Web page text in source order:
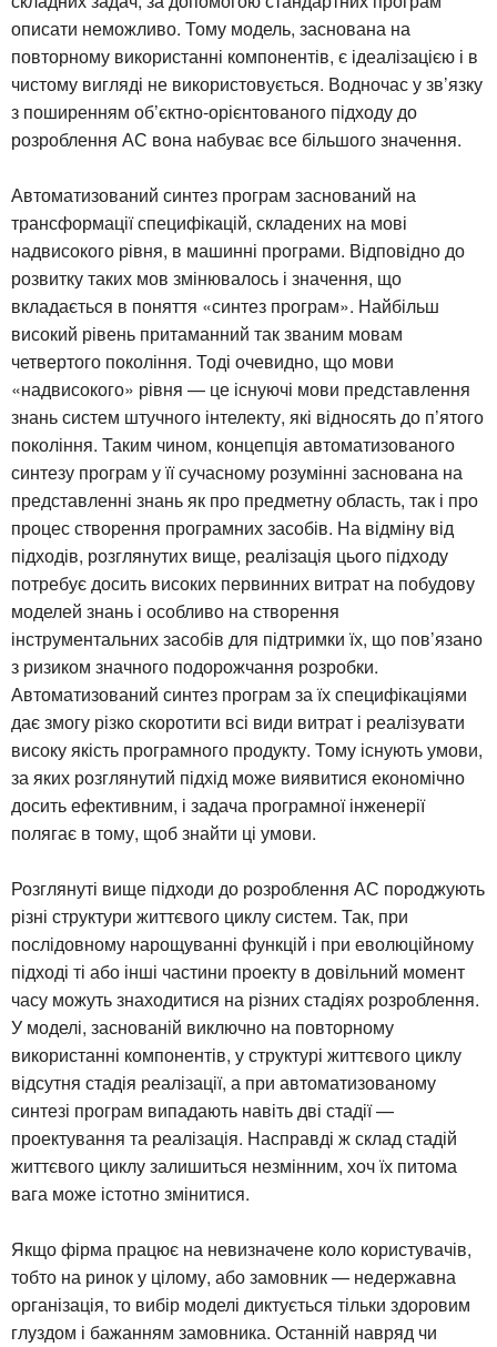
описати неможливо. Тому модель, заснована на
повторному використанні компонентів, є ідеалізацією і в
чистому вигляді не використовується. Водночас у зв’язку
з поширенням об’єктно-орієнтованого підходу до
розроблення АС вона набуває все більшого значення.
Автоматизований синтез програм заснований на
трансформації специфікацій, складених на мові
надвисокого рівня, в машинні програми. Відповідно до
розвитку таких мов змінювалось і значення, що
вкладається в поняття «синтез програм». Найбільш
високий рівень притаманний так званим мовам
четвертого покоління. Тоді очевидно, що мови
«надвисокого» рівня — це існуючі мови представлення
знань систем штучного інтелекту, які відносять до п’ятого
покоління. Таким чином, концепція автоматизованого
синтезу програм у її сучасному розумінні заснована на
представленні знань як про предметну область, так і про
процес створення програмних засобів. На відміну від
підходів, розглянутих вище, реалізація цього підходу
потребує досить високих первинних витрат на побудову
моделей знань і особливо на створення
інструментальних засобів для підтримки їх, що пов’язано
з ризиком значного подорожчання розробки.
Автоматизований синтез програм за їх специфікаціями
дає змогу різко скоротити всі види витрат і реалізувати
високу якість програмного продукту. Тому існують умови,
за яких розглянутий підхід може виявитися економічно
досить ефективним, і задача програмної інженерії
полягає в тому, щоб знайти ці умови.
Розглянуті вище підходи до розроблення АС породжують
різні структури життєвого циклу систем. Так, при
послідовному нарощуванні функцій і при еволюційному
підході ті або інші частини проекту в довільний момент
часу можуть знаходитися на різних стадіях розроблення.
У моделі, заснованій виключно на повторному
використанні компонентів, у структурі життєвого циклу
відсутня стадія реалізації, а при автоматизованому
синтезі програм випадають навіть дві стадії —
проектування та реалізація. Насправді ж склад стадій
життєвого циклу залишиться незмінним, хоч їх питома
вага може істотно змінитися.
Якщо фірма працює на невизначене коло користувачів,
тобто на ринок у цілому, або замовник — недержавна
організація, то вибір моделі диктується тільки здоровим
глуздом і бажанням замовника. Останній навряд чи